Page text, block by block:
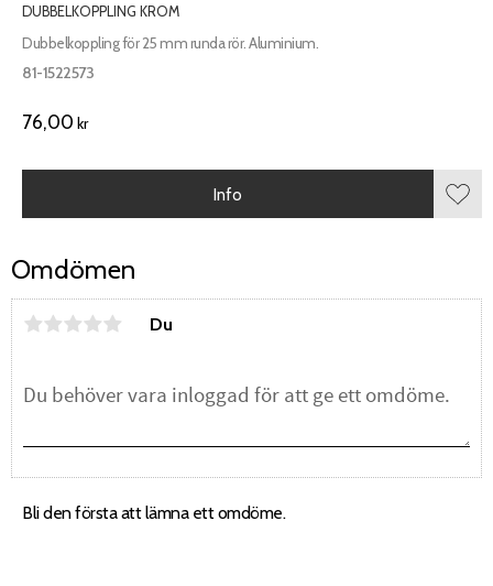
Omdömen
Du
Bli den första att lämna ett omdöme.
DUBBELKOPPLING KROM
Dubbelkoppling för 25 mm runda rör. Aluminium.
81-1522573
76,00 kr
Info